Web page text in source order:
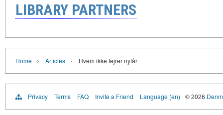
LIBRARY PARTNERS
Home › Articles › Hvem ikke fejrer nytår
Privacy Terms FAQ Invite a Friend Language (en) © 2026